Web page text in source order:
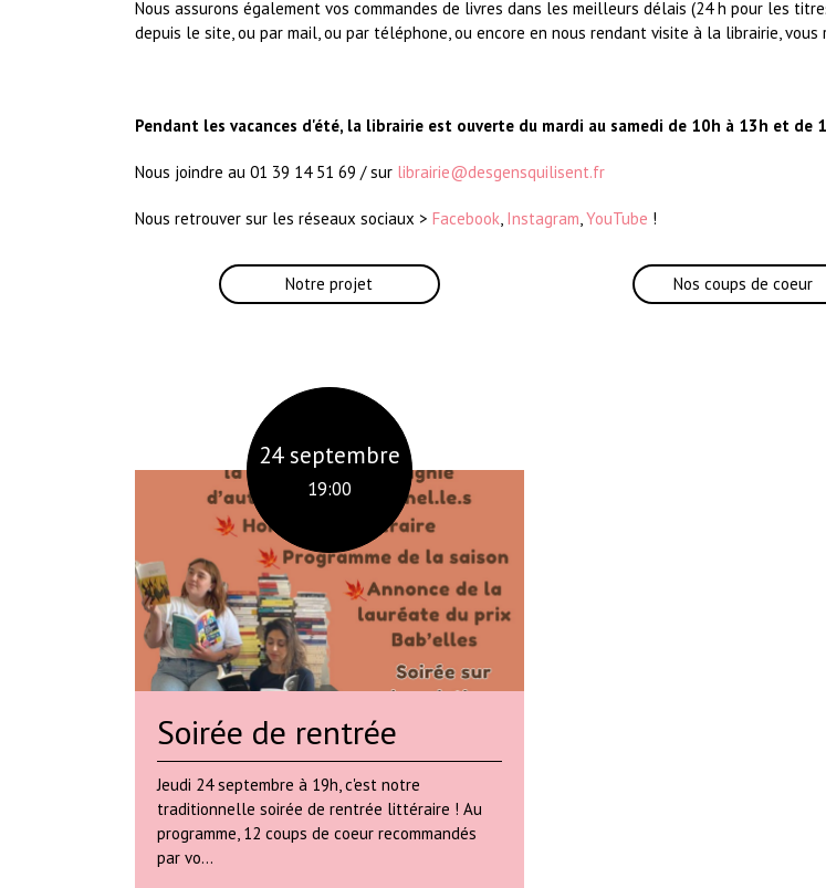
Nous assurons également vos commandes de livres dans les meilleurs délais (24 h pour les
depuis le site, ou par mail, ou par téléphone, ou encore en nous rendant visite à la librairie,
Pendant les vacances d'été, la librairie est ouverte du mardi au samedi de 10h à 13h et de
Nous joindre au 01 39 14 51 69 / sur librairie@desgensquilisent.fr
Nous retrouver sur les réseaux sociaux >Facebook, Instagram,YouTube !
Notre projet Nos coups de coeur
24 septembre
19:00
Soirée de rentrée
Jeudi 24 septembre à 19h, c'est notre
traditionnelle soirée de rentrée littéraire ! Au
programme, 12 coups de coeur recommandés
par vo...